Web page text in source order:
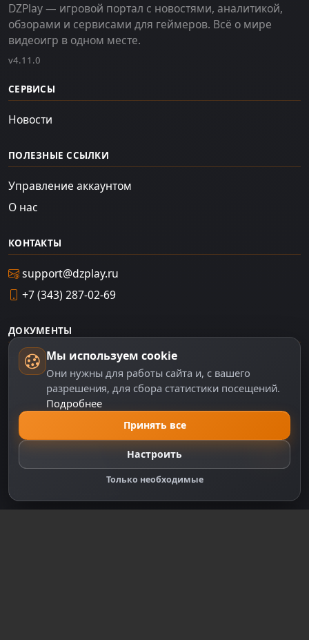
DZPlay — игровой портал с новостями, аналитикой,
обзорами и сервисами для геймеров. Всё о мире
видеоигр в одном месте.
v4.11.0
СЕРВИСЫ
Новости
ПОЛЕЗНЫЕ ССЫЛКИ
Управление аккаунтом
О нас
КОНТАКТЫ
support@dzplay.ru
+7 (343) 287-02-69
ДОКУМЕНТЫ
Пользовательское соглашение
Политика персональных данных
Правила оплаты
Настройки cookie
Правообладателям
Правила сообщества
Мы используем cookie
Они нужны для работы сайта и, с вашего
разрешения, для сбора статистики посещений.
Подробнее
Принять все
Настроить
Только необходимые